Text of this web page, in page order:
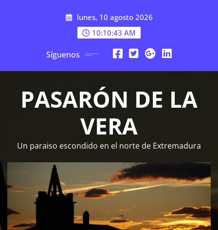
lunes, 10 agosto 2026
10:10:44 AM
Síguenos
PASARÓN DE LA
VERA
Un paraiso escondido en el norte de Extremadura